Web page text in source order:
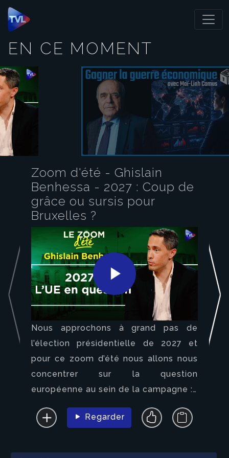
Panneau de gestion des cookies
EN CE MOMENT
Nous approchons à grand pas de
l’élection présidentielle de 2027 et
pour ce zoom d’été nous allons nous
concentrer sur la question
européenne au sein de la campagne :
- Quelles questions se poser ?
- Quels sont les enjeux ?
Regarder
Play
Video
Zoom d'été - Ghislain
Benhessa - 2027 : Coup de
grâce ou sursis pour
Bruxelles ?